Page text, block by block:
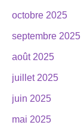
octobre 2025
septembre 2025
août 2025
juillet 2025
juin 2025
mai 2025